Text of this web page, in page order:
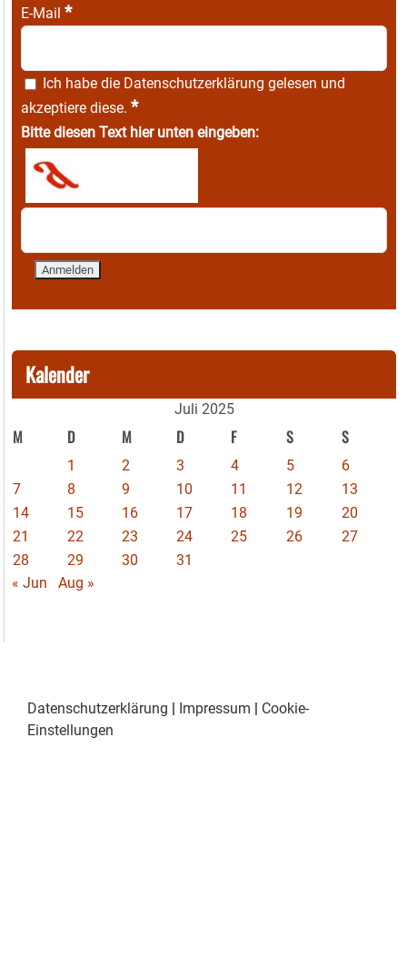
E-Mail *
Ich habe die Datenschutzerklärung gelesen und
akzeptiere diese. *
Bitte diesen Text hier unten eingeben:
Kalender
Juli 2025
M D M D F S S
1 2 3 4 5
6
7
8 9 10 11 12
13
14
15 16 17 18 19
20
21
22 23 24 25 26
27
28
29 30
31
« Jun
Aug »
Datenschutzerklärung | Impressum | Cookie-
Einstellungen